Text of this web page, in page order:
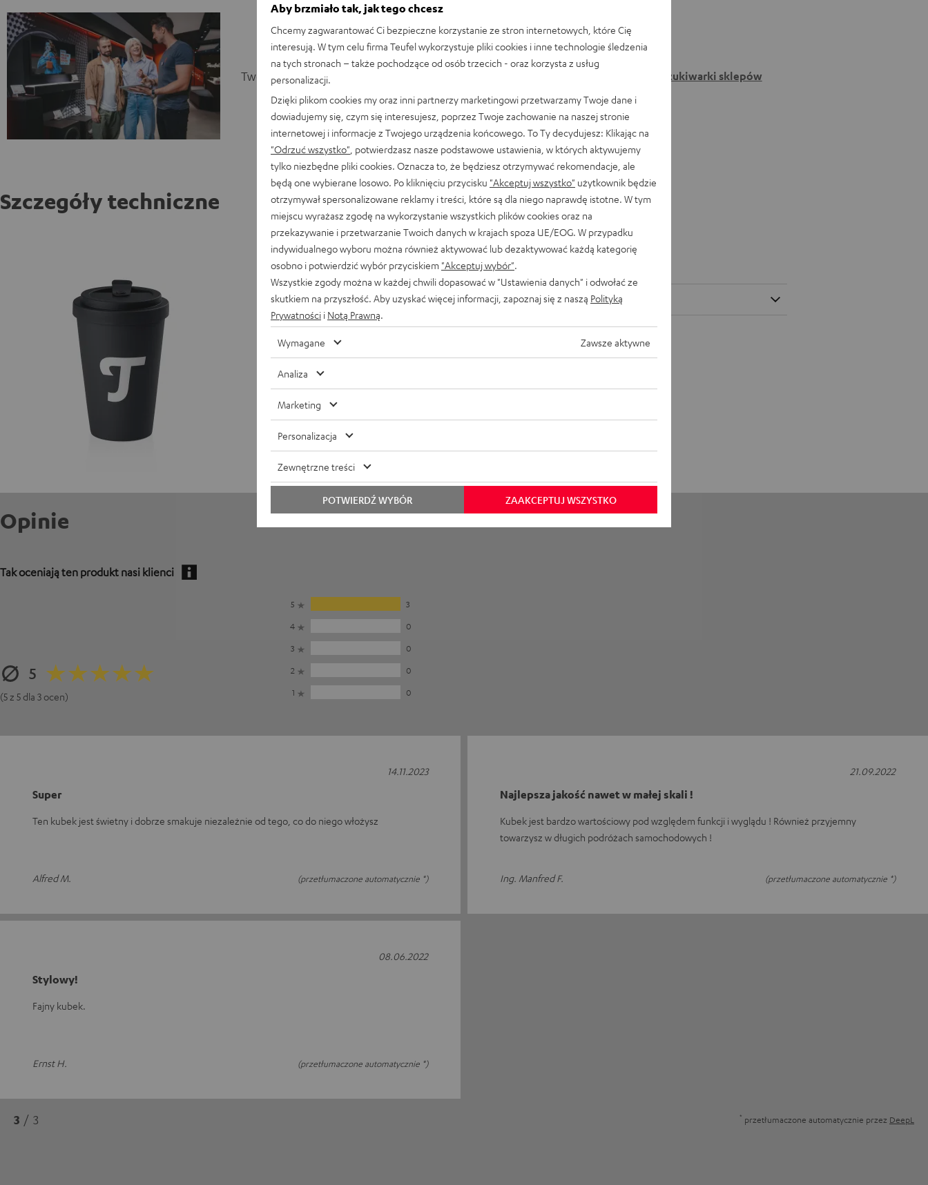
Twoja sesja odsłuchowa
Gęsia skórka gwarantowana! Zajrzyj do sklepu
naszego partnera w Warszawie lub przyjdź do
naszego sklepu w Berlinie i przetestuj nasze
produkty na własnych uszach! Czy to
5.1 – pracownicy sklepu służą Ci pomocą i fachową
radą. Umów się na wizytę w sklepie z doradcami i
odkryj dźwięk Teufel na żywo.
Do wyszukiwarki sklepów
Szczegóły techniczne
TEUFEL MUG
Porcelanowy kubek termiczny z podwójną ścianką i pokrywką
Wymiary
Opinie
Tak oceniają ten produkt nasi klienci
5
(5 z 5 dla 3 ocen)
5
3
4
0
3
0
2
0
1
0
Super
Ten kubek jest świetny i dobrze smakuje niezależnie od tego, co do niego włożysz
Alfred M. (przetłumaczone automatycznie *)
14.11.2023
Najlepsza jakość nawet w małej skali !
Kubek jest bardzo wartościowy pod względem funkcji i wyglądu ! Również przyjemny
towarzysz w długich podróżach samochodowych !
Ing. Manfred F. (przetłumaczone automatycznie *)
21.09.2022
Stylowy!
Fajny kubek.
Ernst H. (przetłumaczone automatycznie *)
08.06.2022
3 / 3 * przetłumaczone automatycznie przez DeepL
Aby brzmiało tak, jak tego chcesz
Chcemy zagwarantować Ci bezpieczne korzystanie ze stron internetowych, które Cię
interesują. W tym celu firma Teufel wykorzystuje pliki cookies i inne technologie śledzenia
na tych stronach – także pochodzące od osób trzecich - oraz korzysta z usług
personalizacji.
Dzięki plikom cookies my oraz inni partnerzy marketingowi przetwarzamy Twoje dane i
dowiadujemy się, czym się interesujesz, poprzez Twoje zachowanie na naszej stronie
internetowej i informacje z Twojego urządzenia końcowego. To Ty decydujesz: Klikając na
"Odrzuć wszystko" , potwierdzasz nasze podstawowe ustawienia, w których aktywujemy
tylko niezbędne pliki cookies. Oznacza to, że będziesz otrzymywać rekomendacje, ale
będą one wybierane losowo. Po kliknięciu przycisku "Akceptuj wszystko" użytkownik będzie
otrzymywał spersonalizowane reklamy i treści, które są dla niego naprawdę istotne. W tym
miejscu wyrażasz zgodę na wykorzystanie wszystkich plików cookies oraz na
przekazywanie i przetwarzanie Twoich danych w krajach spoza UE/EOG. W przypadku
indywidualnego wyboru można również aktywować lub dezaktywować każdą kategorię
osobno i potwierdzić wybór przyciskiem "Akceptuj wybór"
Wszystkie zgody można w każdej chwili dopasować w "Ustawienia danych" i odwołać ze
skutkiem na przyszłość. Aby uzyskać więcej informacji, zapoznaj się z naszą Polityką
Prywatności i Notą Prawną
Wymagane Zawsze aktywne
Analiza
Marketing
Personalizacja
Zewnętrzne treści
ZAAKCEPTUJ WSZYSTKO
POTWIERDŹ WYBÓR